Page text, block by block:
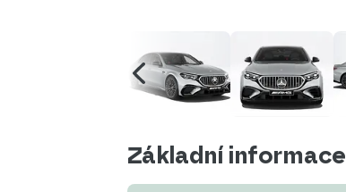
Základní informace